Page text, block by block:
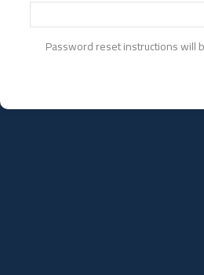
Password reset instructions will